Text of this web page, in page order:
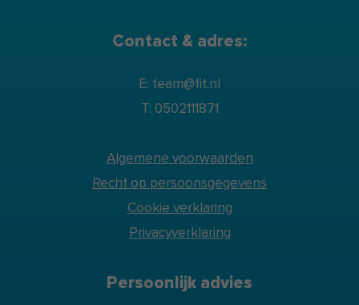
Contact & adres:
E: team@fit.nl
T: 0502111871
Algemene voorwaarden
Recht op persoonsgegevens
Cookie verklaring
Privacyverklaring
Persoonlijk advies